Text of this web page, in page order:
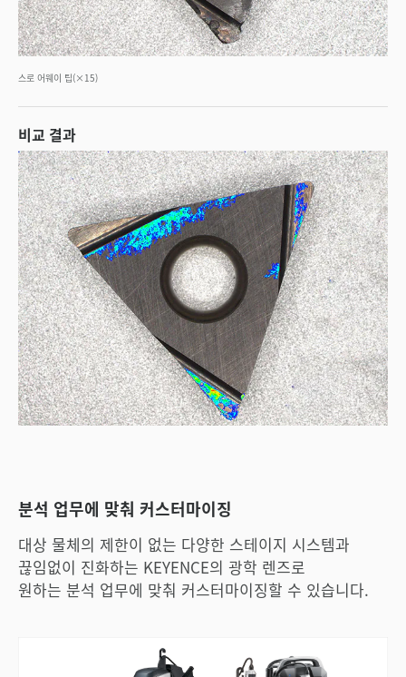
스로 어웨이 팁(×15)
비교 결과
분석 업무에 맞춰 커스터마이징
대상 물체의 제한이 없는 다양한 스테이지 시스템과
끊임없이 진화하는 KEYENCE의 광학 렌즈로
원하는 분석 업무에 맞춰 커스터마이징할 수 있습니다.